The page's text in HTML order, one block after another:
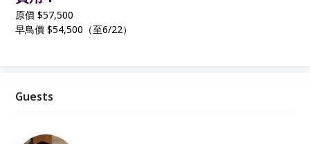
原價 $57,500
早鳥價 $54,500（至6/22）
Guests